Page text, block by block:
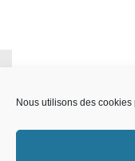
Nous utilisons des